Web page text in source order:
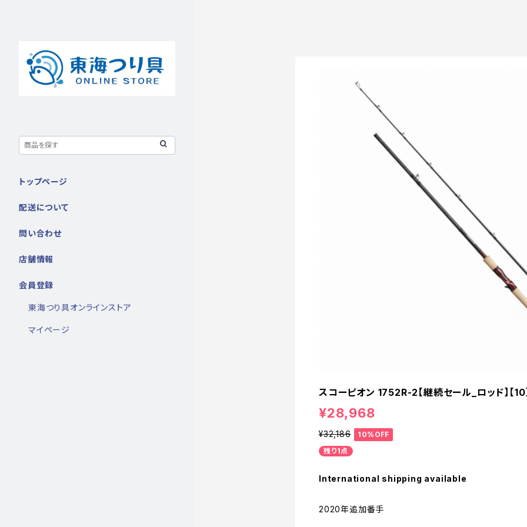
スコーピオン 1752R-2【継続セール_ロッド】【10
¥28,968
¥32,186
10%OFF
残り1点
International shipping available
2020年追加番手
トップページ
配送について
問い合わせ
店舗情報
会員登録
東海つり具オンラインストア
マイページ